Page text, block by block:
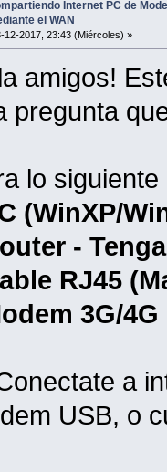
Internet PC de
el WAN
12-2017, 23:43 (Miércoles) »
amigos!
pregunta
lo
(WinXP/
-
RJ45
3G/4G
a
USB, o